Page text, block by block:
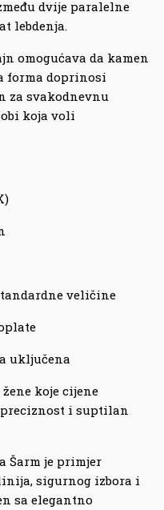
dvije paralelne
lebdenja.
omogućava da kamen
forma doprinosi
za svakodnevnu
koja voli
veličine
uključena
koje cijene
i suptilan
Šarm je primjer
sigurnog izbora i
sa elegantno